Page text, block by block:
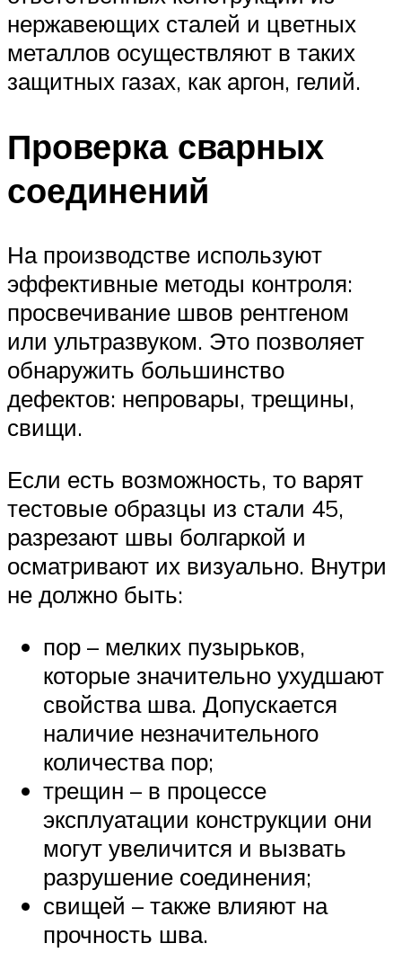
нержавеющих сталей и цветных
металлов осуществляют в таких
защитных газах, как аргон, гелий.
Проверка сварных
соединений
На производстве используют
эффективные методы контроля:
просвечивание швов рентгеном
или ультразвуком. Это позволяет
обнаружить большинство
дефектов: непровары, трещины,
свищи.
Если есть возможность, то варят
тестовые образцы из стали 45,
разрезают швы болгаркой и
осматривают их визуально. Внутри
не должно быть:
пор – мелких пузырьков,
которые значительно ухудшают
свойства шва. Допускается
наличие незначительного
количества пор;
трещин – в процессе
эксплуатации конструкции они
могут увеличится и вызвать
разрушение соединения;
свищей – также влияют на
прочность шва.